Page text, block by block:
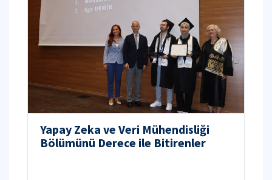
Yapay Zeka ve Veri Mühendisliği
Bölümünü Derece ile Bitirenler